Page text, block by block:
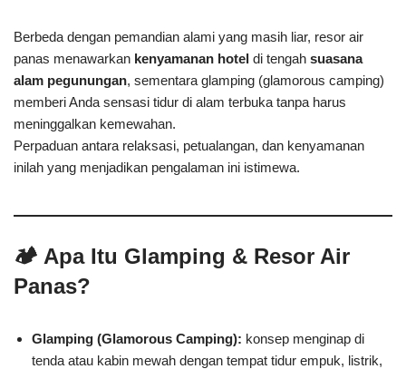
Berbeda dengan pemandian alami yang masih liar, resor air
panas menawarkan kenyamanan hotel di tengah suasana
alam pegunungan, sementara glamping (glamorous camping)
memberi Anda sensasi tidur di alam terbuka tanpa harus
meninggalkan kemewahan.
Perpaduan antara relaksasi, petualangan, dan kenyamanan
inilah yang menjadikan pengalaman ini istimewa.
🏕 Apa Itu Glamping & Resor Air
Panas?
Glamping (Glamorous Camping): konsep menginap di
tenda atau kabin mewah dengan tempat tidur empuk, listrik,